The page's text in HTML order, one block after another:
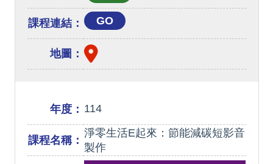
課程連結： GO
地圖：
年度： 114
課程名稱：
淨零生活E起來：節能減碳短影音
製作